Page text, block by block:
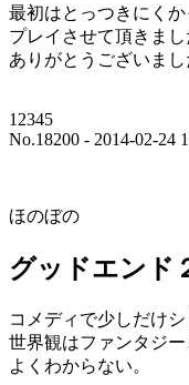
最初はとっつきにく
プレイさせて頂きまし
ありがとうございまし
12345
No.18200 - 2014-02-24
ほのぼの
グッドエンド
コメディで少しだけシ
世界観はファンタジ
よくわからない。